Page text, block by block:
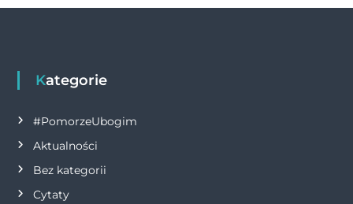
Kategorie
#PomorzeUbogim
Aktualności
Bez kategorii
Cytaty